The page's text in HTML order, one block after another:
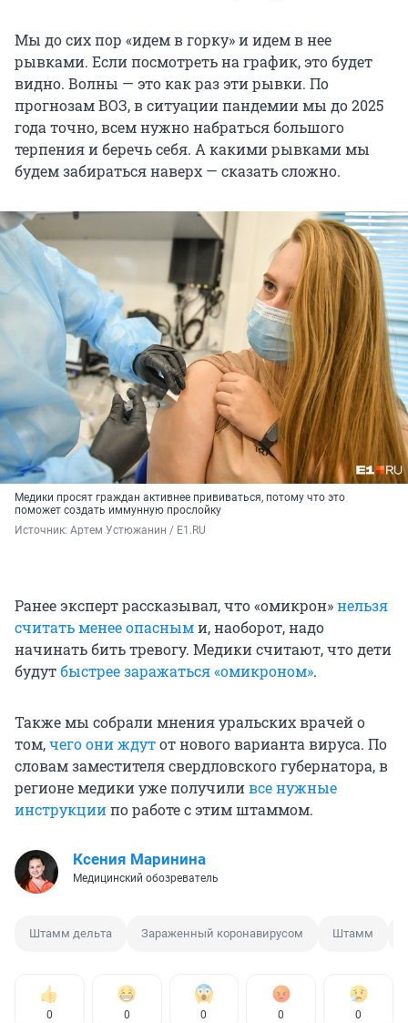
Мы до сих пор «идем в горку» и идем в нее
рывками. Если посмотреть на график, это будет
видно. Волны — это как раз эти рывки. По
прогнозам ВОЗ, в ситуации пандемии мы до 2025
года точно, всем нужно набраться большого
терпения и беречь себя. А какими рывками мы
будем забираться наверх — сказать сложно.
Медики просят граждан активнее прививаться, потому что это
поможет создать иммунную прослойку
Источник: Артем Устюжанин / E1.RU
Ранее эксперт рассказывал, что «омикрон»нельзя
считать менее опасными, наоборот, надо
начинать бить тревогу. Медики считают, что дети
будутбыстрее заражаться «омикроном».
Также мы собрали мнения уральских врачей о
том,чего они ждутот нового варианта вируса. По
словам заместителя свердловского губернатора, в
регионе медики уже получиливсе нужные
инструкциипо работе с этим штаммом.
Ксения Маринина
Медицинский обозреватель
Штамм дельта Зараженный коронавирусом Штамм
0 0 0 0 0